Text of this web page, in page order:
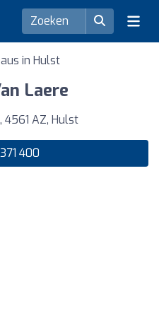
in Hulst
Laere
AZ, Hulst
400